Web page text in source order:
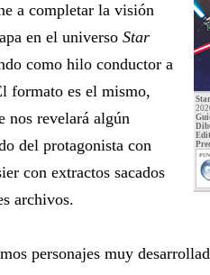
a completar la visión
en el universo Star
como hilo conductor a
formato es el mismo,
nos revelará algún
del protagonista con
con extractos sacados
archivos.
personajes muy